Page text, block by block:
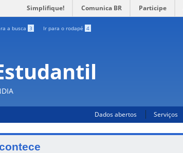
Simplifique! Comunica BR Participe
a busca 3 Ir para o rodapé 4
Dados abertos Serviços